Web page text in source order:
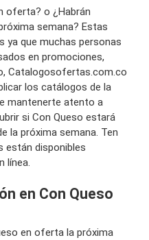
oferta? o ¿Habrán
semana? Estas
ya que muchas personas
en promociones,
Catalogosofertas.com.co
los catálogos de la
mantenerte atento a
si Con Queso estará
la próxima semana. Ten
están disponibles
línea.
en Con Queso
en oferta la próxima